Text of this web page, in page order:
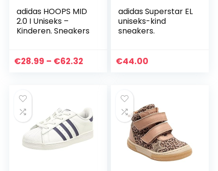
adidas HOOPS MID
2.0 I Uniseks –
Kinderen. Sneakers
€28.99 – €62.32
€62.32
adidas Superstar EL
uniseks-kind
sneakers.
€44.00